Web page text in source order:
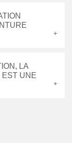
LA
EST UNE